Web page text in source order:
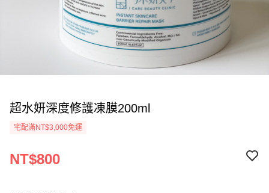
超水妍深度修護凍膜200ml
宅配滿NT$3,000免運
NT$800